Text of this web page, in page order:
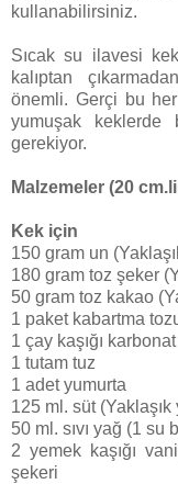
kullanabilirsiniz.
Sıcak su ilavesi
kalıptan
önemli. Gerçi bu
yumuşak
gerekiyor.
Malzemeler (20
Kek için
150 gram un
180 gram toz şeker
50 gram toz kakao
1 paket kabartma
1 çay kaşığı karbonat
1 tutam tuz
1 adet yumurta
125 ml. süt (Yaklaşık
50 ml. sıvı yağ (1 su
2 yemek kaşığı
şekeri